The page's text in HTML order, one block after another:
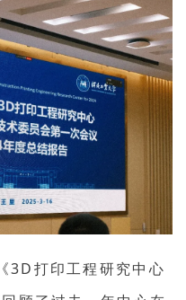
3D打印工程研究中心